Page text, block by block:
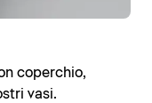
coperchio,
vasi.